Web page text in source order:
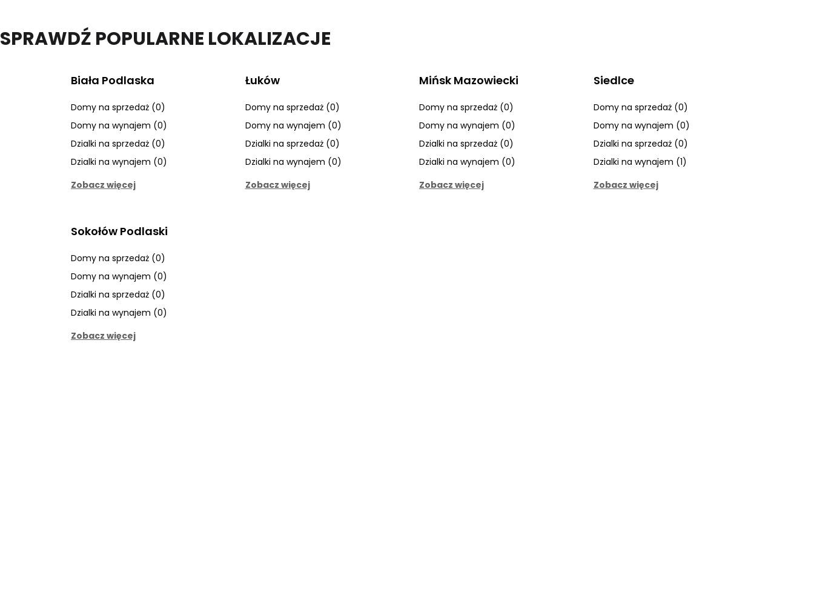
SPRAWDŹ POPULARNE LOKALIZACJE
Biała Podlaska
Domy na sprzedaż (0)
Domy na wynajem (0)
Dzialki na sprzedaż (0)
Dzialki na wynajem (0)
Zobacz więcej
Łuków
Domy na sprzedaż (0)
Domy na wynajem (0)
Dzialki na sprzedaż (0)
Dzialki na wynajem (0)
Zobacz więcej
Mińsk Mazowiecki
Domy na sprzedaż (0)
Domy na wynajem (0)
Dzialki na sprzedaż (0)
Dzialki na wynajem (0)
Zobacz więcej
Siedlce
Domy na sprzedaż (0)
Domy na wynajem (0)
Dzialki na sprzedaż (0)
Dzialki na wynajem (1)
Zobacz więcej
Sokołów Podlaski
Domy na sprzedaż (0)
Domy na wynajem (0)
Dzialki na sprzedaż (0)
Dzialki na wynajem (0)
Zobacz więcej